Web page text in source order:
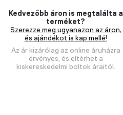
Kedvezőbb áron is megtalálta a
terméket?
Szerezze meg ugyanazon az áron,
és ajándékot is kap mellé!
Az ár kizárólag az online áruházra
érvényes, és eltérhet a
kiskereskedelmi boltok áraitól.